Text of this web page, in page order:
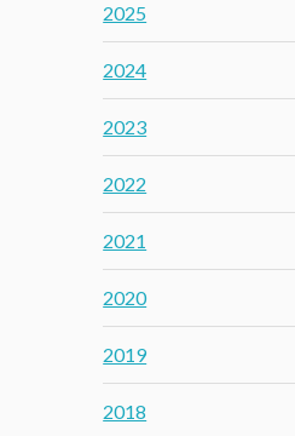
2025
2024
2023
2022
2021
2020
2019
2018